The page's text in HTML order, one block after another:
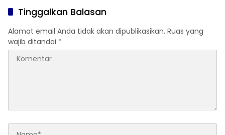
Tinggalkan Balasan
Alamat email Anda tidak akan dipublikasikan. Ruas yang
wajib ditandai *